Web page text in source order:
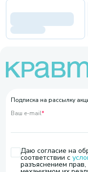
Подписка на рассылку
Ваш e-mail*
Даю согласие на
соответствии с
разъяснением